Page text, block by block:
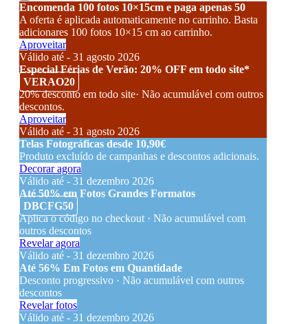
Encomenda 100 fotos 10×15cm e paga apenas 50
A oferta é aplicada automaticamente no carrinho. Basta
adicionares 100 fotos 10×15 cm ao carrinho.
Aproveitar
Válido até - 31 agosto 2026
Especial Férias de Verão: 20% OFF em todo site*
VERAO20
20% desconto em todo site· Não acumulável com outros
descontos.
Aproveitar
Válido até - 31 agosto 2026
Telas Fotográficas desde 10,90€
Produto excluído de campanhas e descontos adicionais.
Decorar agora
Válido até - 31 dezembro 2026
Até 50% em Fotos Grandes Formatos
DBCFG50
Aplica o código no checkout · Não acumulável com
outros descontos
Revelar agora
Válido até - 31 dezembro 2026
Até 56% Em Fotos em Quantidade
Desconto progressivo · Não acumulável com outros
descontos
Revelar fotos
Válido até - 31 dezembro 2026